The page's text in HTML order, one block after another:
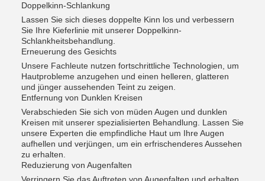
Doppelkinn-Schlankung
Lassen Sie sich dieses doppelte Kinn los und verbessern
Sie Ihre Kieferlinie mit unserer Doppelkinn-
Schlankheitsbehandlung.
Erneuerung des Gesichts
Unsere Fachleute nutzen fortschrittliche Technologien, um
Hautprobleme anzugehen und einen helleren, glatteren
und jünger aussehenden Teint zu zeigen.
Entfernung von Dunklen Kreisen
Verabschieden Sie sich von müden Augen und dunklen
Kreisen mit unserer spezialisierten Behandlung. Lassen Sie
unsere Experten die empfindliche Haut um Ihre Augen
aufhellen und verjüngen, um ein erfrischenderes Aussehen
zu erhalten.
Reduzierung von Augenfalten